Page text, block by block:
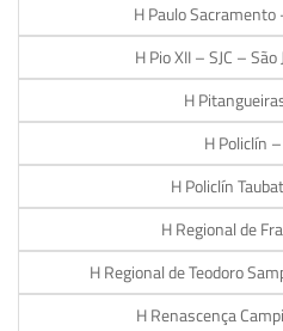
H Paulo
H Pio XII – SJC –
H
H Policlín
H Policlín
H Regional de
H Regional de Teodoro
H Renascença